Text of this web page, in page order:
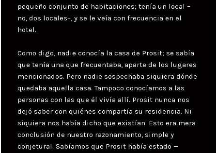
pequeño conjunto de habitaciones; tenía un local –
no, dos locales–, y se le veía con frecuencia en el
hotel.
Como digo, nadie conocía la casa de Prosit; se sabía
que tenía una que frecuentaba, aparte de los lugares
mencionados. Pero nadie sospechaba siquiera dónde
quedaba aquella casa. Tampoco conocíamos a las
personas con las que él vivía allí. Prosit nunca nos
dejó saber con quiénes compartía su residencia. Ni
siquiera nos había dicho que existían. Esto era mera
conclusión de nuestro razonamiento, simple y
conjetural. Sabíamos que Prosit había estado —